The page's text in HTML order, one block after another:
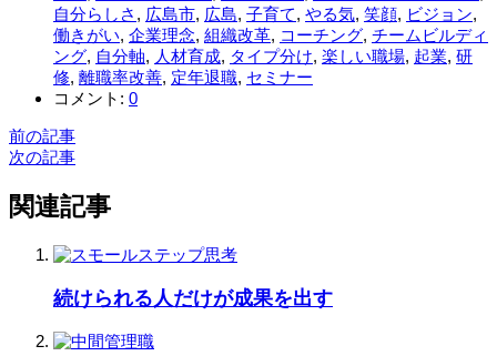
自分らしさ , 広島市, 広島, 子育て, やる気, 笑顔, ビジョン,
働きがい, 企業理念, 組織改革, コーチング, チームビルディ
ング, 自分軸, 人材育成, タイプ分け, 楽しい職場, 起業, 研
修, 離職率改善, 定年退職, セミナー
コメント: 0
前の記事
次の記事
関連記事
続けられる人だけが成果を出す